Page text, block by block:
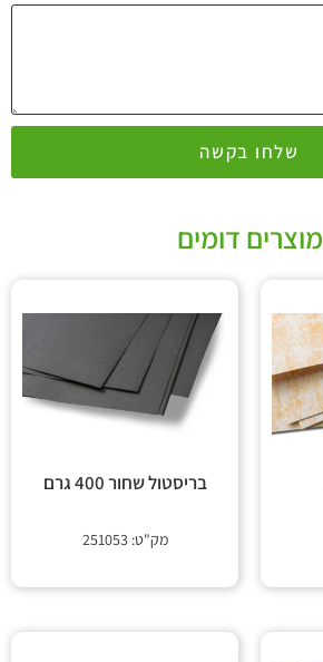
שלחו בקשה
מוצרים דומים
בריסטול שחור 400 גרם
מק"ט: 251053